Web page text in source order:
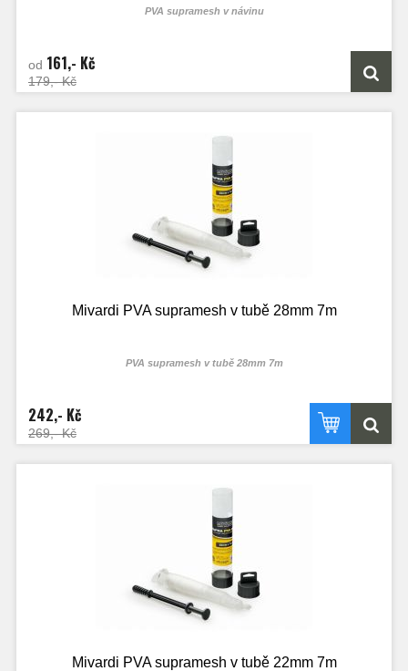
PVA supramesh v návinu
od 161,- Kč
179,- Kč
Mivardi PVA supramesh v tubě 28mm 7m
PVA supramesh v tubě 28mm 7m
242,- Kč
269,- Kč
Mivardi PVA supramesh v tubě 22mm 7m